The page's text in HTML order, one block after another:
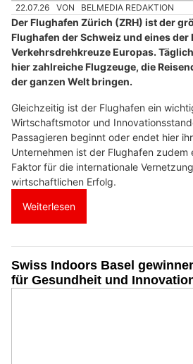
22.07.26 VON BELMEDIA REDAKTION
Der Flughafen Zürich (ZRH) ist der
Flughafen der Schweiz und eines der
Verkehrsdrehkreuze Europas.
hier zahlreiche Flugzeuge, die
der ganzen Welt bringen.
Gleichzeitig ist der Flughafen ein
Wirtschaftsmotor und
Passagieren beginnt oder endet hier
Unternehmen ist der Flughafen zudem
Faktor für die internationale
wirtschaftlichen Erfolg.
Weiterlesen
Swiss Indoors Basel
für Gesundheit und